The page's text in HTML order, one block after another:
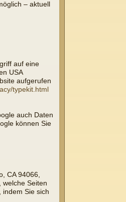
– aktuell
auf eine
USA
aufgerufen
typekit.html
auch Daten
können Sie
CA 94066,
welche Seiten
indem Sie sich